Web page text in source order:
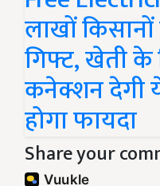
लाखों
गिफ्ट, खेती
कनेक्शन देगी
होगा फायदा
Share your